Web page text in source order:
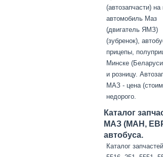
(автозапчасти) на
автомобиль Маз
(двигатель ЯМЗ)
(зубренок),
прицепы,
Минске
и розницу.
МАЗ - цена
недорого.
Каталог
МАЗ (МАН,
автобуса.
Каталог